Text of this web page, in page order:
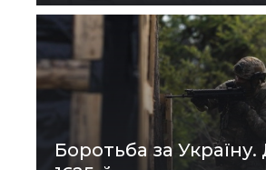
Боротьба за